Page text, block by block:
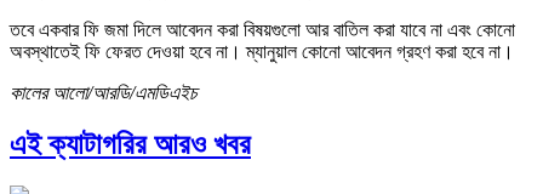
তবে একবার ফি জমা দিলে আবেদন করা বিষয়গুলো আর বাতিল করা যাবে না এবং কোনো
অবস্থাতেই ফি ফেরত দেওয়া হবে না। ম্যানুয়াল কোনো আবেদন গ্রহণ করা হবে না।
কালের আলো/আরডি/এমডিএইচ
এই ক্যাটাগরির আরও খবর